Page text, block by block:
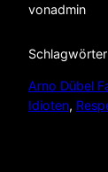
vonadmin
Arno Dübel
Idioten,